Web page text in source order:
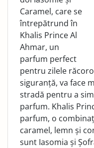
Caramel, care se
întrepătrund în
Khalis Prince Al
Ahmar, un
parfum perfect
pentru zilele
siguranță, va face
stradă pentru a
parfum. Khalis
parfum, o
caramel, lemn și
sunt Iasomia și